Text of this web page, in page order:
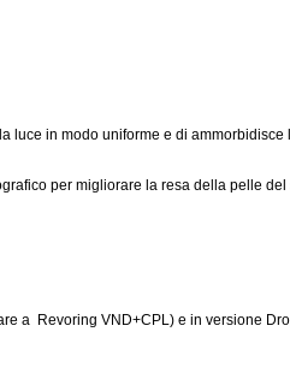
luce in modo uniforme e di ammorbidisce
per migliorare la resa della pelle del
a Revoring VND+CPL) e in versione